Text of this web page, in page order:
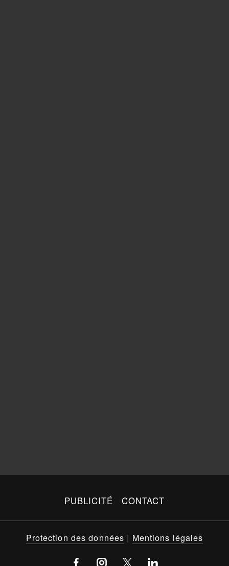
PUBLICITÉ CONTACT
Protection des données | Mentions légales